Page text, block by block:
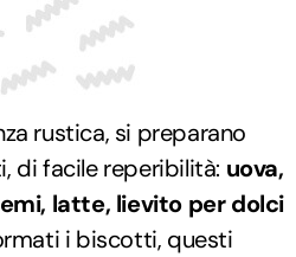
rustica, si preparano
di facile reperibilità: uova,
latte, lievito per dolci
i biscotti, questi